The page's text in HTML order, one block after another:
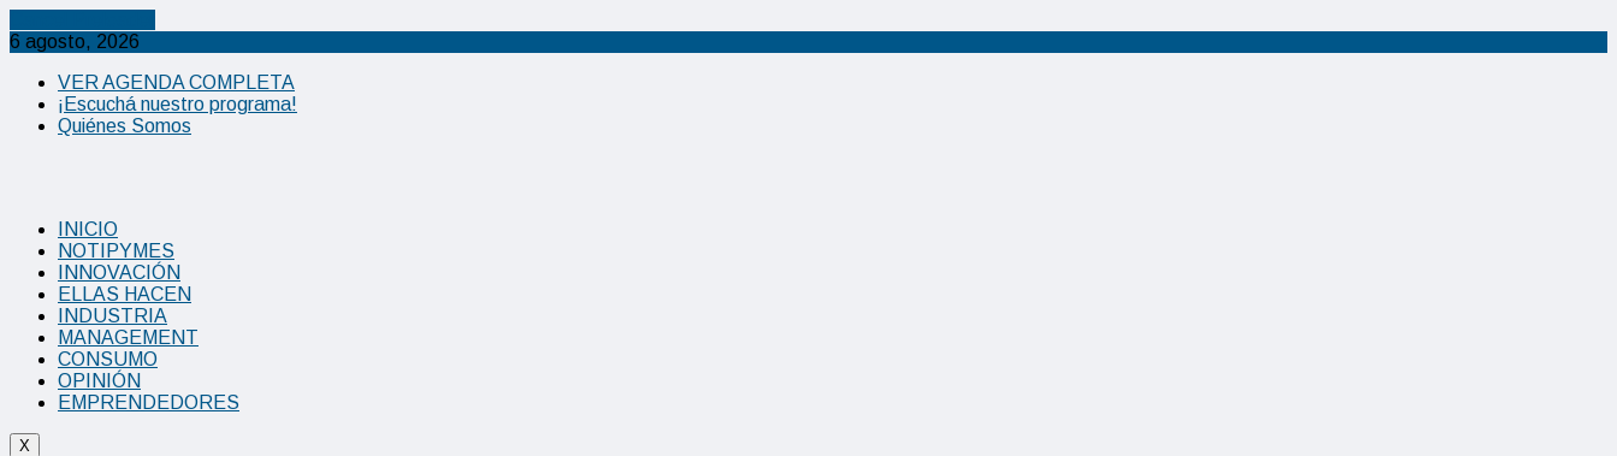
6 agosto, 2026
VER AGENDA COMPLETA
¡Escuchá nuestro programa!
Quiénes Somos
INICIO
NOTIPYMES
INNOVACIÓN
ELLAS HACEN
INDUSTRIA
MANAGEMENT
CONSUMO
OPINIÓN
EMPRENDEDORES
X